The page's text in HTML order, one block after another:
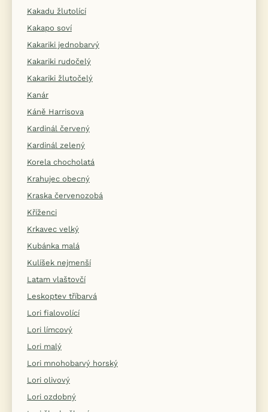
Kakadu žlutolící
Kakapo soví
Kakariki jednobarvý
Kakariki rudočelý
Kakariki žlutočelý
Kanár
Káně Harrisova
Kardinál červený
Kardinál zelený
Korela chocholatá
Krahujec obecný
Kraska červenozobá
Kříženci
Krkavec velký
Kubánka malá
Kulíšek nejmenší
Latam vlaštovčí
Leskoptev tříbarvá
Lori fialovolící
Lori límcový
Lori malý
Lori mnohobarvý horský
Lori olivový
Lori ozdobný